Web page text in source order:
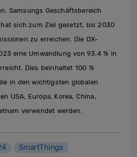
Samsungs Geschäftsbereich
hat sich zum Ziel gesetzt, bis 2030
zu erreichen. Die DX-
eine Umwandlung von 93.4 % in
Dies beinhaltet 100 %
in den wichtigsten globalen
USA, Europa, Korea, China,
verwendet werden.
SmartThings